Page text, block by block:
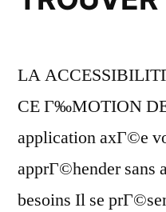
LA
CE Г‰MOTION
application axГ©e
apprГ©hender
besoins Il se